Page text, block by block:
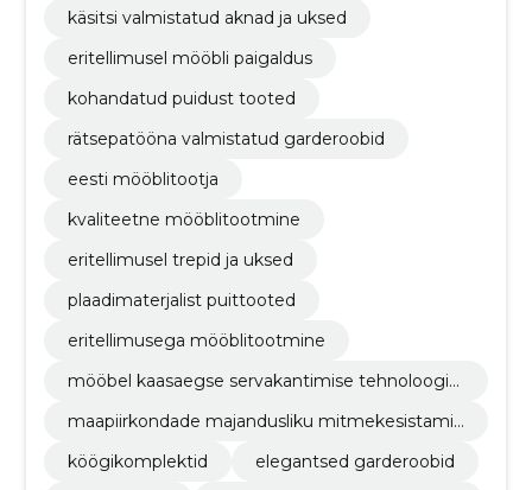
käsitsi valmistatud aknad ja uksed
eritellimusel mööbli paigaldus
kohandatud puidust tooted
rätsepatööna valmistatud garderoobid
eesti mööblitootja
kvaliteetne mööblitootmine
eritellimusel trepid ja uksed
plaadimaterjalist puittooted
eritellimusega mööblitootmine
mööbel kaasaegse servakantimise tehnoloogia
maapiirkondade majandusliku mitmekesistamis
köögikomplektid
elegantsed garderoobid